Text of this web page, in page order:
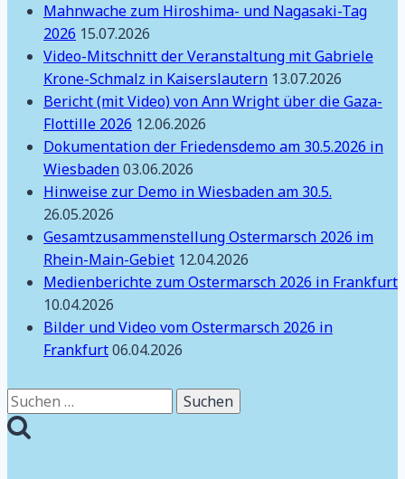
Mahnwache zum Hiroshima- und Nagasaki-Tag
2026 15.07.2026
Video-Mitschnitt der Veranstaltung mit Gabriele
Krone-Schmalz in Kaiserslautern 13.07.2026
Bericht (mit Video) von Ann Wright über die Gaza-
Flottille 2026 12.06.2026
Dokumentation der Friedensdemo am 30.5.2026 in
Wiesbaden03.06.2026
Hinweise zur Demo in Wiesbaden am 30.5.
26.05.2026
Gesamtzusammenstellung Ostermarsch 2026 im
Rhein-Main-Gebiet 12.04.2026
Medienberichte zum Ostermarsch 2026 in Frankfurt
10.04.2026
Bilder und Video vom Ostermarsch 2026 in
Frankfurt06.04.2026
Suchen
nach: